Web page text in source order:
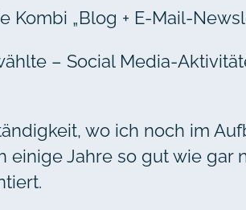
Kombi „Blog + E-Mail-
– Social Media-
wo ich noch im
einige Jahre so gut wie